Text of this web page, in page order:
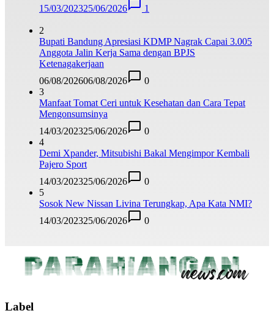
15/03/202325/06/2026 1
2
Bupati Bandung Apresiasi KDMP Nagrak Capai 3.005
Anggota Jalin Kerja Sama dengan BPJS
Ketenagakerjaan
06/08/202606/08/2026
0
3
Manfaat Tomat Ceri untuk Kesehatan dan Cara Tepat
Mengonsumsinya
14/03/202325/06/2026
0
4
Demi Xpander, Mitsubishi Bakal Mengimpor Kembali
Pajero Sport
14/03/202325/06/2026
0
5
Sosok New Nissan Livina Terungkap, Apa Kata NMI?
14/03/202325/06/2026 0
Label